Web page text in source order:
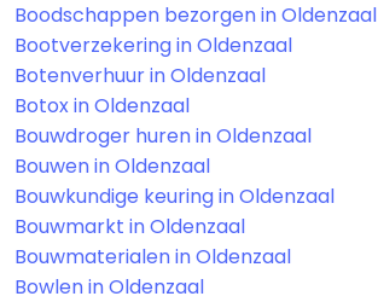
Boodschappen bezorgen in Oldenzaal
Bootverzekering in Oldenzaal
Botenverhuur in Oldenzaal
Botox in Oldenzaal
Bouwdroger huren in Oldenzaal
Bouwen in Oldenzaal
Bouwkundige keuring in Oldenzaal
Bouwmarkt in Oldenzaal
Bouwmaterialen in Oldenzaal
Bowlen in Oldenzaal